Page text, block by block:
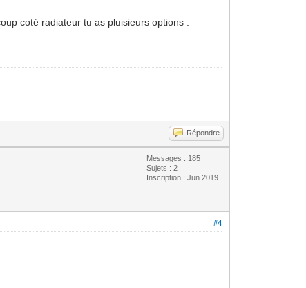
coté radiateur tu as pluisieurs options :
Répondre
Messages : 185
Sujets : 2
Inscription : Jun 2019
#4